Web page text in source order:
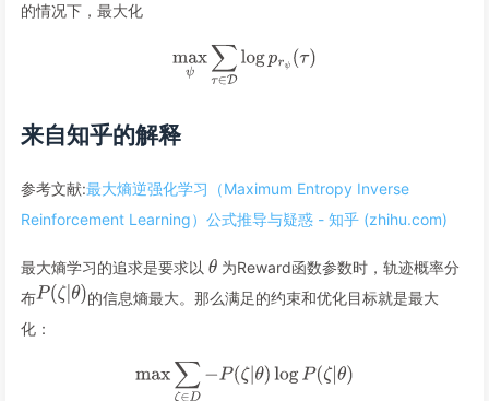
的情况下，最大化
来自知乎的解释
参考文献:最大熵逆强化学习（Maximum Entropy Inverse
Reinforcement Learning）公式推导与疑惑 - 知乎 (zhihu.com)
最大熵学习的追求是要求以
为Reward函数参数时，轨迹概率分
布
的信息熵最大。那么满足的约束和优化目标就是最大
化：